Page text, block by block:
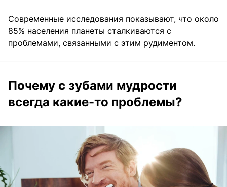
Современные исследования показывают, что около
85% населения планеты сталкиваются с
проблемами, связанными с этим рудиментом.
Почему с зубами мудрости
всегда какие-то проблемы?